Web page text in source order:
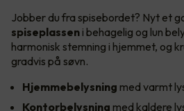
Jobber du fra spisebordet? Nyt et
spiseplassen i behagelig og lun
harmonisk stemning i hjemmet, og
gradvis på søvn.
Hjemmebelysning med varmt
Kontorbelysning med kaldere